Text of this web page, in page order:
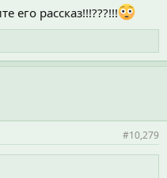
его рассказ!!!???!!!
#10,279